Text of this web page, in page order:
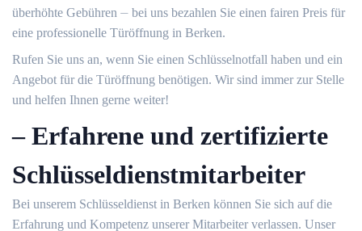
überhöhte Gebühren ⏤ bei uns bezahlen Sie einen fairen Preis für
eine professionelle Türöffnung in Berken.​
Rufen Sie uns an, wenn Sie einen Schlüsselnotfall haben und ein
Angebot für die Türöffnung benötigen.​ Wir sind immer zur Stelle
und helfen Ihnen gerne weiter!​
– Erfahrene und zertifizierte
Schlüsseldienstmitarbeiter
Bei unserem Schlüsseldienst in Berken können Sie sich auf die
Erfahrung und Kompetenz unserer Mitarbeiter verlassen. Unser